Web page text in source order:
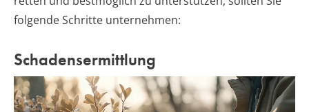
folgende Schritte unternehmen:
Schadensermittlung